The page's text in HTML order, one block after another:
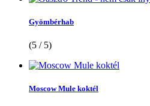
Gyömbérhab
(5 / 5)
Moscow Mule koktél